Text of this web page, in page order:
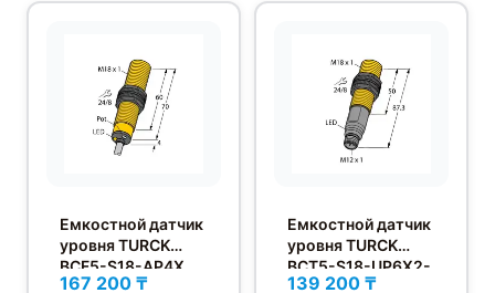
Емкостной датчик
уровня TURCK
BCF5-S18-AP4X
167 200 ₸
Емкостной датчик
уровня TURCK
BCT5-S18-UP6X2-
H1151
139 200 ₸